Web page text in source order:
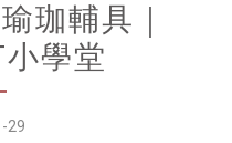
珈輔具｜
小學堂
29